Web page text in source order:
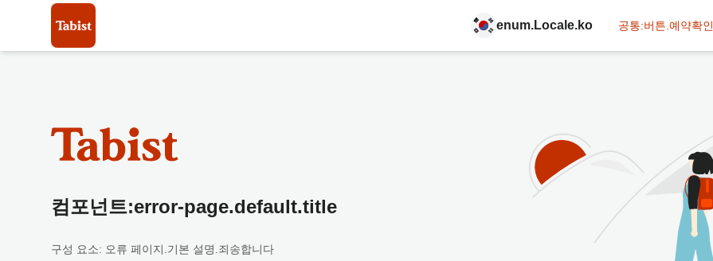
enum.Locale.ko 공통:버튼.예약확인
컴포넌트:error-page.default.title
구성 요소: 오류 페이지.기본 설명.죄송합니다